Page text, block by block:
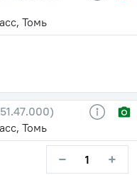
Томь
Томь
− +